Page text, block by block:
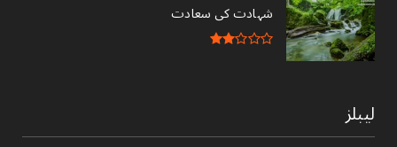
شہادت کی سعادت
لیبلز